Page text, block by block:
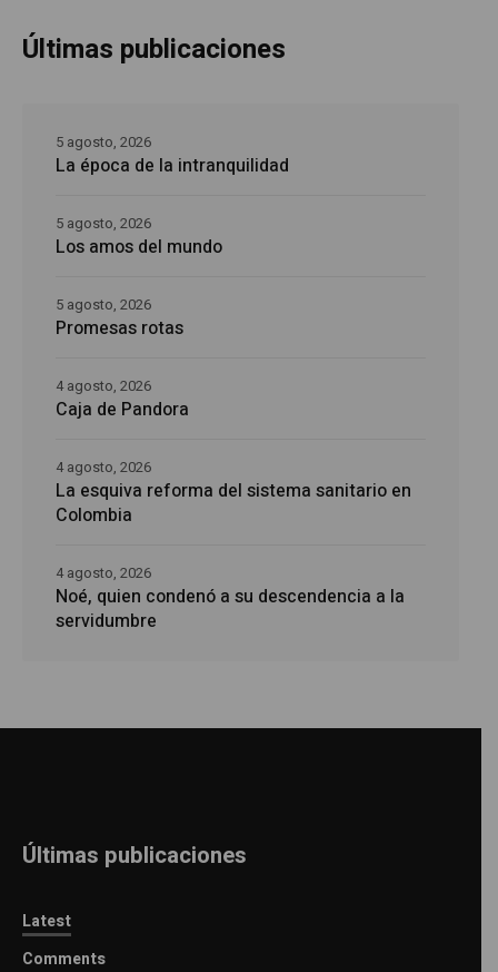
Últimas publicaciones
La época de la intranquilidad
5 agosto, 2026
Los amos del mundo
5 agosto, 2026
Promesas rotas
5 agosto, 2026
Caja de Pandora
4 agosto, 2026
La esquiva reforma del sistema sanitario en
Colombia
4 agosto, 2026
Noé, quien condenó a su descendencia a la
servidumbre
4 agosto, 2026
Últimas publicaciones
Latest
Comments